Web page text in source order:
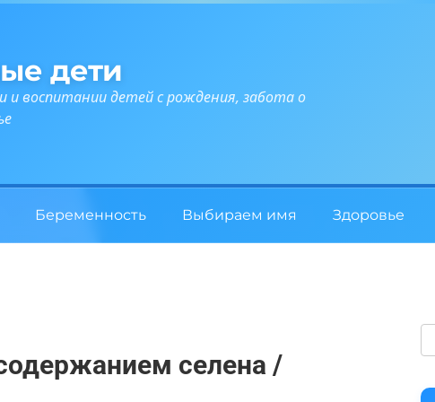
дети
и воспитании детей с рождения, забота о
Беременность Выбираем имя Здоровье
селена /